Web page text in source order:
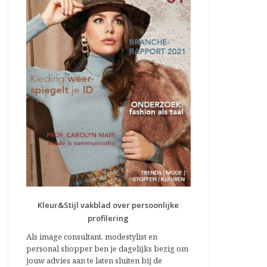
Kleur&Stijl vakblad over persoonlijke
profilering
Als image consultant, modestylist en
personal shopper ben je dagelijks bezig om
jouw advies aan te laten sluiten bij de